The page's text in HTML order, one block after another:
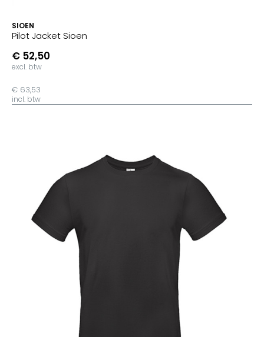
SIOEN
Pilot Jacket Sioen
€ 52,50
excl. btw
€ 63,53
incl. btw